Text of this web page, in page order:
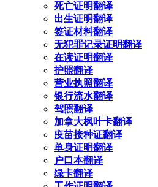
死亡证明翻译
出生证明翻译
签证材料翻译
无犯罪记录证明翻译
在读证明翻译
护照翻译
营业执照翻译
银行流水翻译
驾照翻译
加拿大枫叶卡翻译
疫苗接种证翻译
单身证明翻译
户口本翻译
绿卡翻译